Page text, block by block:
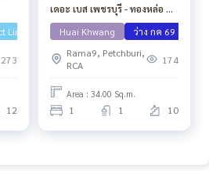
Line
ว่าง มิย 69
273
12
เดอะ เบส เพชรบุรี - ทองหล่อ 🔴
🟢🟡
Huai Khwang
ว่าง กค 69
Rama9, Petchburi,
RCA
174
Area : 34.00 Sq.m.
1 1 10